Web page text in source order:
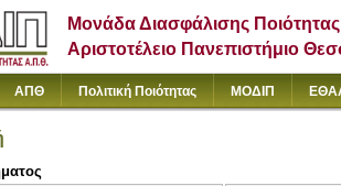
Μονάδα Διασφάλισης Ποιότητας
Αριστοτέλειο Πανεπιστήμιο
ΑΠΘ Πολιτική Ποιότητας ΜΟΔΙΠ